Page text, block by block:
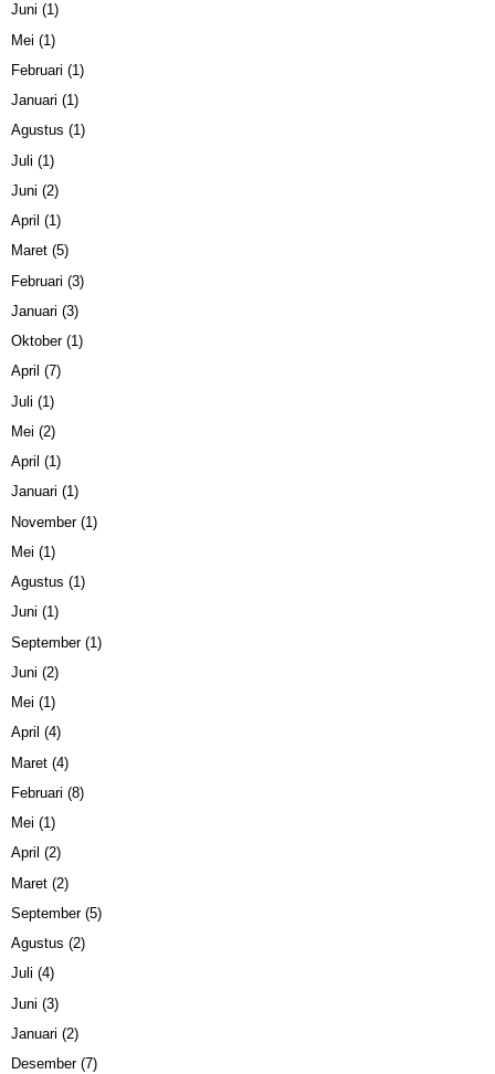
Juni (1)
Mei (1)
Februari (1)
Januari (1)
Agustus (1)
Juli (1)
Juni (2)
April (1)
Maret (5)
Februari (3)
Januari (3)
Oktober(1)
April (7)
Juli (1)
Mei (2)
April (1)
Januari (1)
November(1)
Mei (1)
Agustus (1)
Juni (1)
September(1)
Juni (2)
Mei (1)
April (4)
Maret (4)
Februari (8)
Mei (1)
April (2)
Maret (2)
September(5)
Agustus (2)
Juli (4)
Juni (3)
Januari (2)
Desember(7)